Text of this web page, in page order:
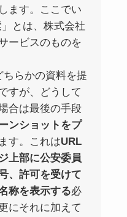
ます。ここでい
とは、株式会社
ービスのものを
らかの資料を提
すが、どうして
合は最後の手段
ンショットをプ
す。これはURL
上部に公安委員
、許可を受けて
称を表示する必
にそれに加えて